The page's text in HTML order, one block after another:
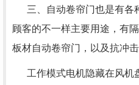
三、自动卷帘门也是有各
顾客的不一样主要用途，有
板材自动卷帘门，以及抗冲
工作模式电机隐藏在风机